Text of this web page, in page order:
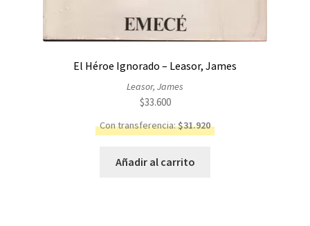
El Héroe Ignorado – Leasor, James
Leasor, James
$33.600
Con transferencia:$31.920
Añadir al carrito